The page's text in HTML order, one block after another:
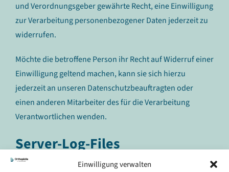
Einwilligung verwalten
und Verordnungsgeber gewährte Recht, eine Einwilligung
zur Verarbeitung personenbezogener Daten jederzeit zu
widerrufen.
Möchte die betroffene Person ihr Recht auf Widerruf einer
Einwilligung geltend machen, kann sie sich hierzu
jederzeit an unseren Datenschutzbeauftragten oder
einen anderen Mitarbeiter des für die Verarbeitung
Verantwortlichen wenden.
Server-Log-Files
Der Provider der Seiten erhebt und speichert automatisch